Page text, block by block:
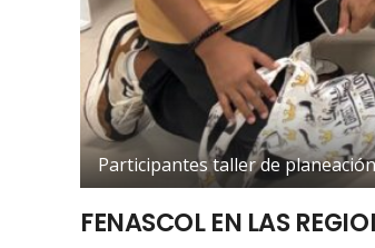
Participantes taller de
FENASCOL EN LAS